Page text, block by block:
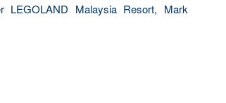
LEGOLAND Malaysia Resort, Mark